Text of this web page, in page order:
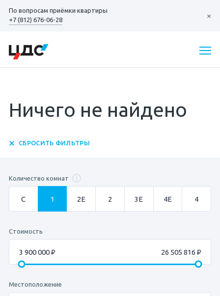
По вопросам приёмки квартиры
+7 (812) 676-06-28
Ничего не найдено
СБРОСИТЬ ФИЛЬТРЫ
Количество комнат
Стоимость
3 900 000 ₽ 26 505 816 ₽
Местоположение